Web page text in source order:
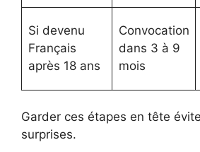
Si devenu
Français
après 18 ans
Convocation
dans 3 à 9
mois
Garder ces étapes en tête
surprises.